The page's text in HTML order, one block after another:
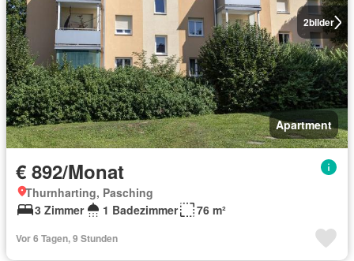
2bilder
Apartment
€ 892/Monat
Thurnharting, Pasching
3 Zimmer
1 Badezimmer 76 m²
Vor 6 Tagen, 9 Stunden